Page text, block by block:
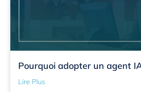
Pourquoi adopter un agent
Lire Plus